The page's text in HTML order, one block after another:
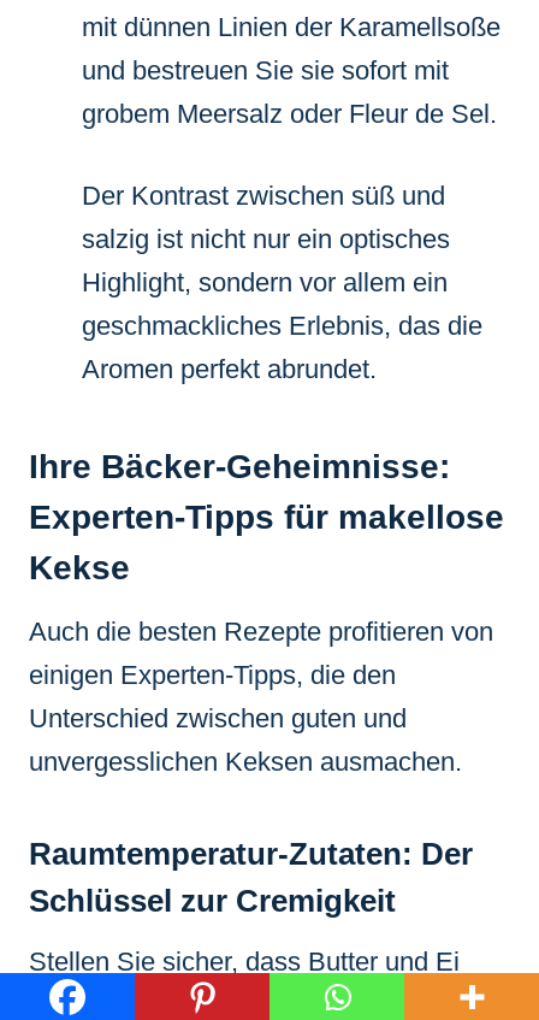
mit dünnen Linien der Karamellsoße
und bestreuen Sie sie sofort mit
grobem Meersalz oder Fleur de Sel.
Der Kontrast zwischen süß und
salzig ist nicht nur ein optisches
Highlight, sondern vor allem ein
geschmackliches Erlebnis, das die
Aromen perfekt abrundet.
Ihre Bäcker-Geheimnisse:
Experten-Tipps für makellose
Kekse
Auch die besten Rezepte profitieren von
einigen Experten-Tipps, die den
Unterschied zwischen guten und
unvergesslichen Keksen ausmachen.
Raumtemperatur-Zutaten: Der
Schlüssel zur Cremigkeit
Stellen Sie sicher, dass Butter und Ei
Raumtemperatur haben, bevor Sie